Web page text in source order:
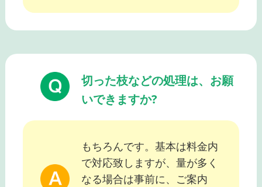
切った枝などの処理は、お願
いできますか?
もちろんです。基本は料金内
で対応致しますが、量が多く
なる場合は事前に、ご案内